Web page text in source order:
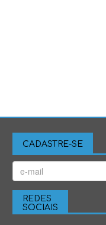
CADASTRE-SE
REDES
SOCIAIS